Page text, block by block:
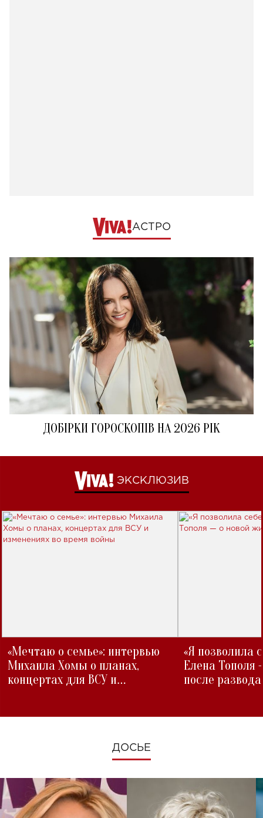
АСТРО
ДОБІРКИ ГОРОСКОПІВ НА 2026 РІК
ЭКСКЛЮЗИВ
«Мечтаю о семье»: интервью
Михаила Хомы о планах,
концертах для ВСУ и
«Я позволила
Елена Тополя
после развода
ДОСЬЕ